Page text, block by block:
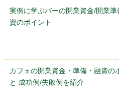
実例に学ぶバーの開業資金/開業準
資のポイント
カフェの開業資金・準備・融資の
と 成功例/失敗例を紹介